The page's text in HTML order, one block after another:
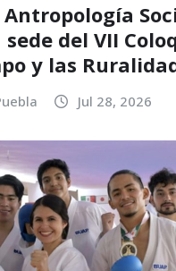
Antropología
sede del VII
y las
Jul 28, 2026